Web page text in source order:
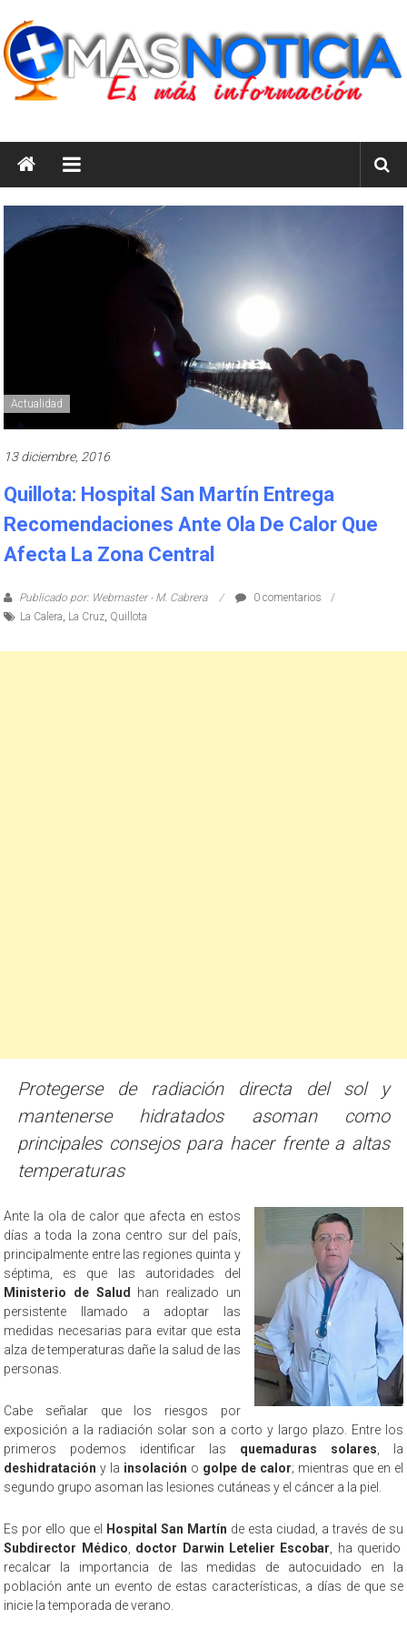
contenido
Es
Información
Actualidad
13 diciembre, 2016
Quillota: Hospital San Martín Entrega
Recomendaciones Ante Ola De Calor Que
Afecta La Zona Central
Publicado por: Webmaster - M. Cabrera
0 comentarios
La Calera La Cruz Quillota
Protegerse de radiación directa del sol y
mantenerse hidratados asoman como
principales consejos para hacer frente a altas
temperaturas
Ante la ola de calor que afecta en estos
días a toda la zona centro sur del país,
principalmente entre las regiones quinta y
séptima, es que las autoridades del
Ministerio de Salud
han realizado un
persistente llamado a adoptar las
medidas necesarias para evitar que esta
alza de temperaturas dañe la salud de las
personas.
Cabe señalar que los riesgos por
exposición a la radiación solar son a corto y largo plazo. Entre los
primeros podemos identificar las quemaduras solares , la
deshidratación y la insolación o golpe de calor; mientras que en el
segundo grupo asoman las lesiones cutáneas y el cáncer a la piel.
Es por ello que el Hospital San Martín de esta ciudad, a través de su
Subdirector Médico
doctor Darwin Letelier Escobar , ha querido
recalcar la importancia de las medidas de autocuidado en la
población ante un evento de estas características, a días de que se
inicie la temporada de verano.